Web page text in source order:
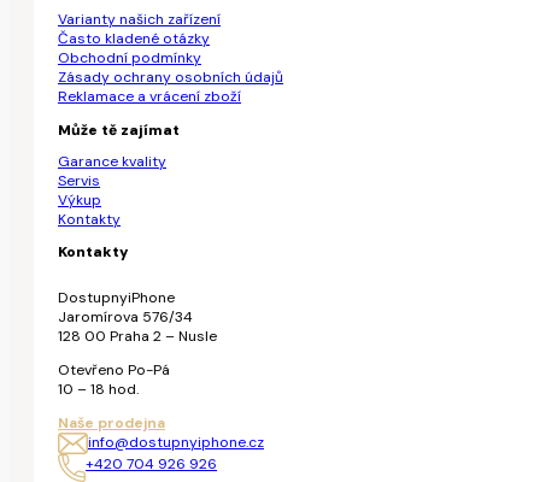
Varianty našich zařízení
Často kladené otázky
Obchodní podmínky
Zásady ochrany osobních údajů
Reklamace a vrácení zboží
Může tě zajímat
Garance kvality
Servis
Výkup
Kontakty
Kontakty
DostupnyiPhone
Jaromírova 576/34
128 00 Praha 2 – Nusle
Otevřeno Po-Pá
10 – 18 hod.
Naše prodejna
info@dostupnyiphone.cz
+420 704 926 926